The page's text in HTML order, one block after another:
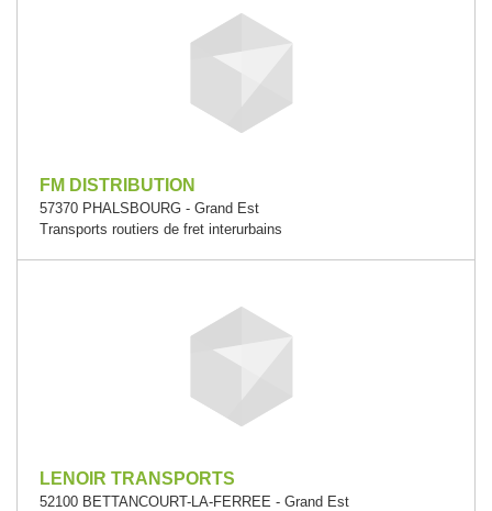
FM DISTRIBUTION
57370 PHALSBOURG - Grand Est
Transports routiers de fret interurbains
LENOIR TRANSPORTS
52100 BETTANCOURT-LA-FERREE - Grand Est